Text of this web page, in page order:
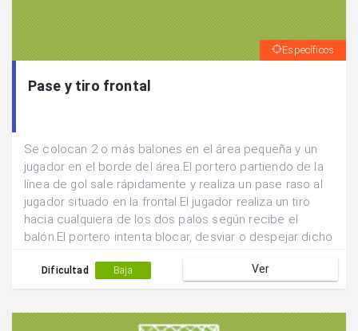
Específicos
Pase y tiro frontal
Se colocan 2 o más balones en el área pequeña y un
jugador en el borde del área.El portero partiendo de la
línea de gol sale rápidamente y realiza un pase raso al
jugador situado en la frontal.El jugador realiza un tiro
hacia cualquiera de los dos palos según recibe el
balón.El portero intenta blocar, desviar o despejar dicho
Dificultad Baja Ver